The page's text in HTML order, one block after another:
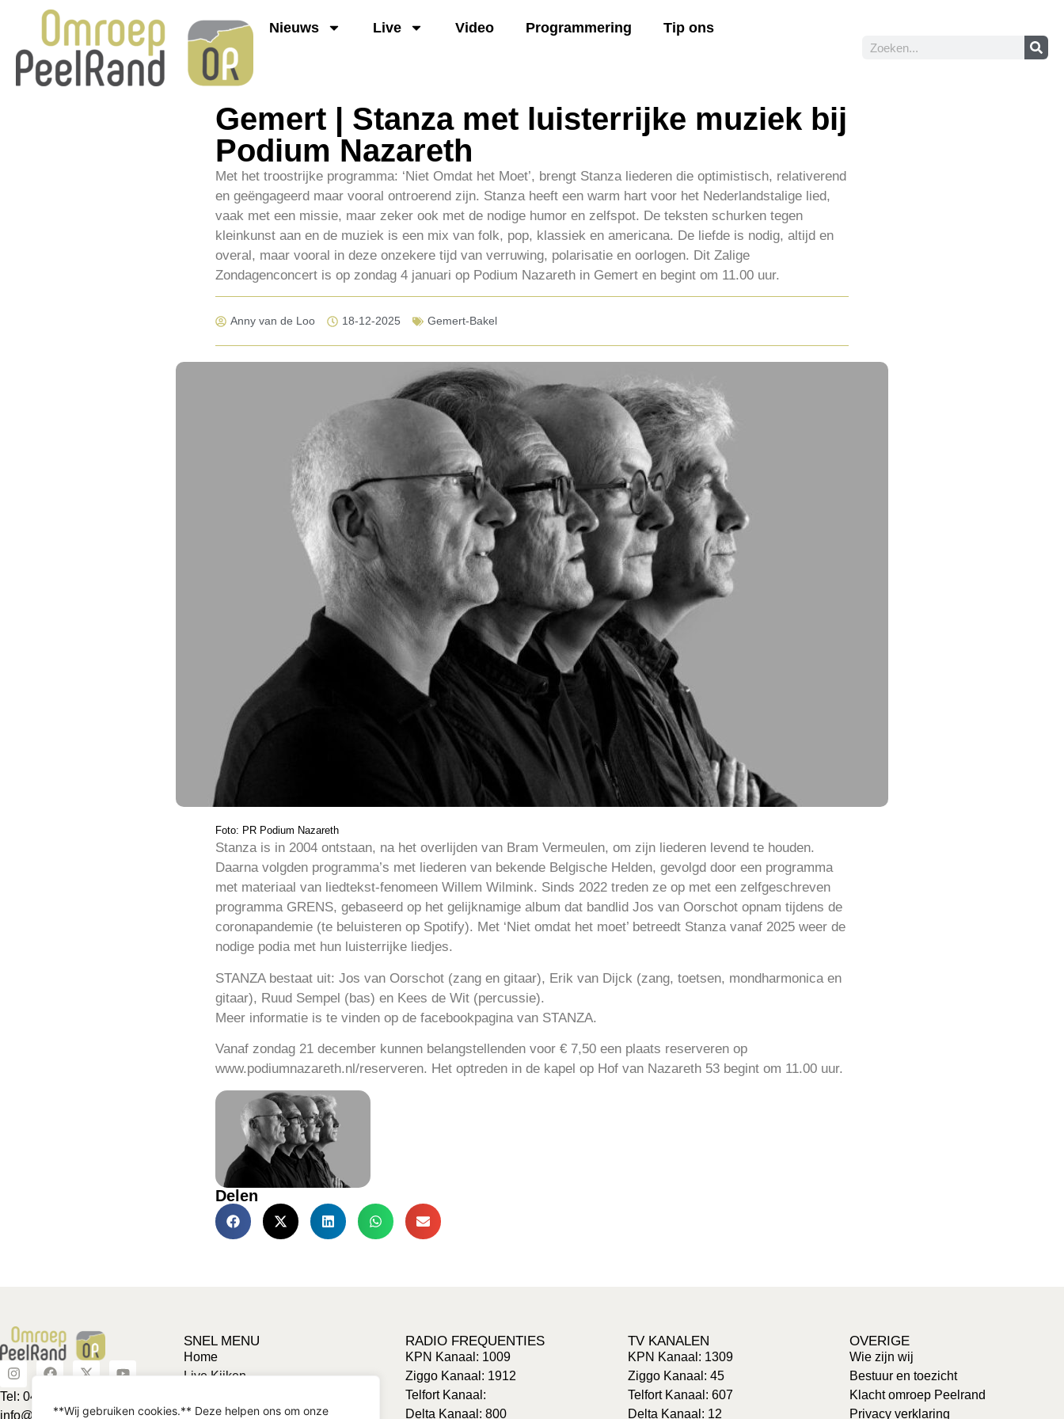
**Wij gebruiken cookies.** Deze helpen ons om onze
Nieuws Live Video Programmering Tip ons
Gemert | Stanza met luisterrijke muziek bij
Podium Nazareth
Met het troostrijke programma: ‘Niet Omdat het Moet’, brengt Stanza liederen die optimistisch, relativerend
en geëngageerd maar vooral ontroerend zijn. Stanza heeft een warm hart voor het Nederlandstalige lied,
vaak met een missie, maar zeker ook met de nodige humor en zelfspot. De teksten schurken tegen
kleinkunst aan en de muziek is een mix van folk, pop, klassiek en americana. De liefde is nodig, altijd en
overal, maar vooral in deze onzekere tijd van verruwing, polarisatie en oorlogen. Dit Zalige
Zondagenconcert is op zondag 4 januari op Podium Nazareth in Gemert en begint om 11.00 uur.
Anny van de Loo 18-12-2025 Gemert-Bakel
Foto: PR Podium Nazareth
Stanza is in 2004 ontstaan, na het overlijden van Bram Vermeulen, om zijn liederen levend te houden.
Daarna volgden programma’s met liederen van bekende Belgische Helden, gevolgd door een programma
met materiaal van liedtekst-fenomeen Willem Wilmink. Sinds 2022 treden ze op met een zelfgeschreven
programma GRENS, gebaseerd op het gelijknamige album dat bandlid Jos van Oorschot opnam tijdens de
coronapandemie (te beluisteren op Spotify). Met ‘Niet omdat het moet’ betreedt Stanza vanaf 2025 weer de
nodige podia met hun luisterrijke liedjes.
STANZA bestaat uit: Jos van Oorschot (zang en gitaar), Erik van Dijck (zang, toetsen, mondharmonica en
gitaar), Ruud Sempel (bas) en Kees de Wit (percussie).
Meer informatie is te vinden op de facebookpagina van STANZA.
Vanaf zondag 21 december kunnen belangstellenden voor € 7,50 een plaats reserveren op
www.podiumnazareth.nl/reserveren. Het optreden in de kapel op Hof van Nazareth 53 begint om 11.00 uur.
Delen
Tel: 0492-463624
info@omroeppeelrand.nl
SNEL MENU
Home
Live Kijken
Vriendje voor een tientje
RADIO FREQUENTIES
KPN Kanaal: 1009
Ziggo Kanaal: 1912
Telfort Kanaal:
Delta Kanaal: 800
TV KANALEN
KPN Kanaal: 1309
Ziggo Kanaal: 45
Telfort Kanaal: 607
Delta Kanaal: 12
OVERIGE
Wie zijn wij
Bestuur en toezicht
Klacht omroep Peelrand
Privacy verklaring